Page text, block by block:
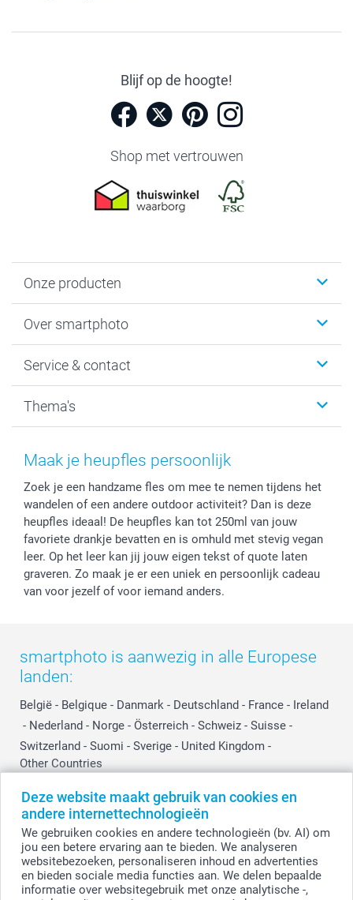
Deze website maakt gebruik van cookies en
andere internettechnologieën
We gebruiken cookies en andere technologieën (bv. AI) om
jou een betere ervaring aan te bieden. We analyseren
websitebezoeken, personaliseren inhoud en advertenties
en bieden sociale media functies aan. We delen bepaalde
informatie over websitegebruik met onze analytische -,
Blijf op de hoogte!
Shop met vertrouwen
Onze producten
Fotoboeken
Fotocadeaus
Kaarten
Over smartphoto
Vacatures
Bestelproces
Herroepingsrecht
Cookiebeleid
Reviews
Prijslijst
Investor Relations
Service & contact
Tevredenheidsgarantie
Mijn orderstatus
smartbonus
smartfriends
service@smartphoto.nl
Affiliate partnerprogramma
Partnerships
Influencer partnerprogramma
Thema's
Baby
Moederdag
Vaderdag
Huwelijk
Maak je heupfles persoonlijk
Zoek je een handzame fles om mee te nemen tijdens het
wandelen of een andere outdoor activiteit? Dan is deze
heupfles ideaal! De heupfles kan tot 250ml van jouw
favoriete drankje bevatten en is omhuld met stevig vegan
leer. Op het leer kan jij jouw eigen tekst of quote laten
graveren. Zo maak je er een uniek en persoonlijk cadeau
van voor jezelf of voor iemand anders.
smartphoto is aanwezig in alle Europese
landen:
België - Belgique - Danmark - Deutschland - France - Ireland
- Nederland - Norge - Österreich - Schweiz - Suisse -
Switzerland - Suomi - Sverige - United Kingdom -
Other Countries
© smartphoto group. Alle rechten voorbehouden.Disclaimer
Alle prijzen zijn in EURO (€) inclusief BTW en exclusief verzendkosten.